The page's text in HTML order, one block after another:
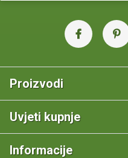
Proizvodi
Uvjeti kupnje
Informacije